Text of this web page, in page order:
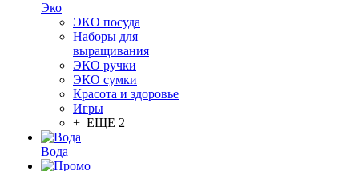
Эко
ЭКО посуда
Наборы для
выращивания
ЭКО ручки
ЭКО сумки
Красота и здоровье
Игры
+ ЕЩЕ 2
Вода